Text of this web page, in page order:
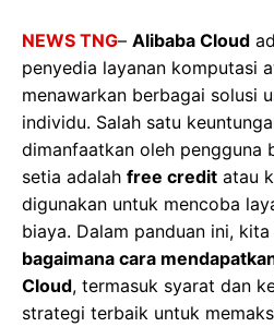
NEWS TNG– Alibaba Cloud
penyedia layanan komputasi
menawarkan berbagai solusi
individu. Salah satu
dimanfaatkan oleh pengguna
setia adalah free credit atau
digunakan untuk mencoba
biaya. Dalam panduan ini,
bagaimana cara
Cloud, termasuk syarat dan
strategi terbaik untuk